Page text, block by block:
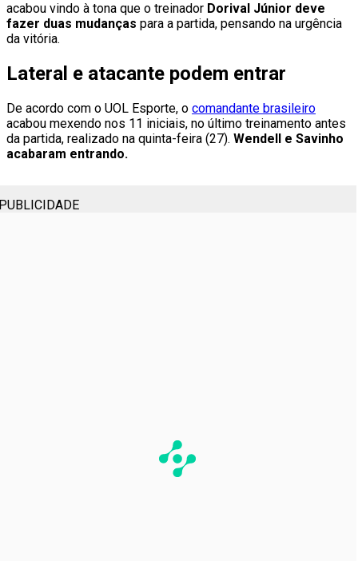
acabou vindo à tona que o treinador Dorival Júnior deve
fazer duas mudanças para a partida, pensando na urgência
da vitória.
Lateral e atacante podem entrar
De acordo com o UOL Esporte, o comandante brasileiro
acabou mexendo nos 11 iniciais, no último treinamento antes
da partida, realizado na quinta-feira (27). Wendell e Savinho
acabaram entrando.